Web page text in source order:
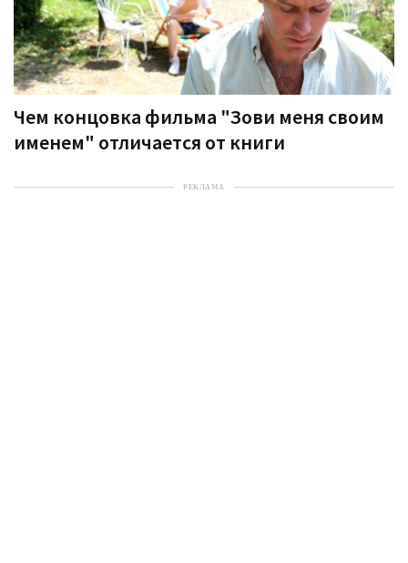
Чем концовка фильма "Зови меня своим
именем" отличается от книги
РЕКЛАМА